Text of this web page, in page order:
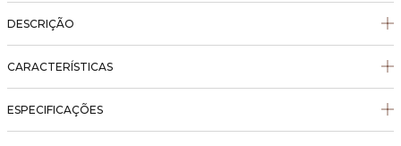
DESCRIÇÃO
CARACTERÍSTICAS
ESPECIFICAÇÕES